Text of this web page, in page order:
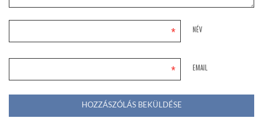
NÉV
*
EMAIL
*